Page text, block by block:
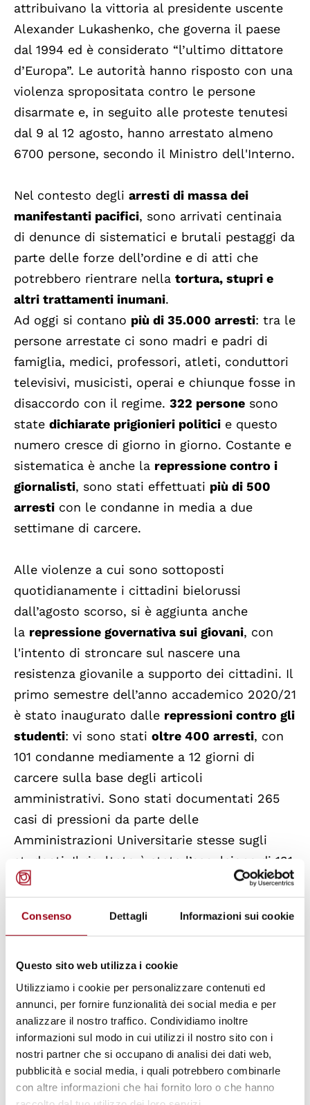
Consenso Dettagli Informazioni sui cookie
Questo sito web utilizza i cookie
Utilizziamo i cookie per personalizzare contenuti ed
annunci, per fornire funzionalità dei social media e per
analizzare il nostro traffico. Condividiamo inoltre
informazioni sul modo in cui utilizzi il nostro sito con i
nostri partner che si occupano di analisi dei dati web,
pubblicità e social media, i quali potrebbero combinarle
con altre informazioni che hai fornito loro o che hanno
attribuivano la vittoria al presidente uscente
Alexander Lukashenko, che governa il paese
dal 1994 ed è considerato “l’ultimo dittatore
d’Europa”. Le autorità hanno risposto con una
violenza spropositata contro le persone
disarmate e, in seguito alle proteste tenutesi
dal 9 al 12 agosto, hanno arrestato almeno
6700 persone, secondo il Ministro dell'Interno.
Nel contesto degli arresti di massa dei
manifestanti pacifici, sono arrivati centinaia
di denunce di sistematici e brutali pestaggi da
parte delle forze dell’ordine e di atti che
potrebbero rientrare nella tortura, stupri e
altri trattamenti inumani.
Ad oggi si contano più di 35.000 arresti: tra le
persone arrestate ci sono madri e padri di
famiglia, medici, professori, atleti, conduttori
televisivi, musicisti, operai e chiunque fosse in
disaccordo con il regime. 322 persone sono
state dichiarate prigionieri politici e questo
numero cresce di giorno in giorno. Costante e
sistematica è anche la repressione contro i
giornalisti, sono stati effettuati più di 500
arresti con le condanne in media a due
settimane di carcere.
Alle violenze a cui sono sottoposti
quotidianamente i cittadini bielorussi
dall’agosto scorso, si è aggiunta anche
la repressione governativa sui giovani, con
l'intento di stroncare sul nascere una
resistenza giovanile a supporto dei cittadini. Il
primo semestre dell’anno accademico 2020/21
è stato inaugurato dalle repressioni contro gli
studenti: vi sono stati oltre 400 arresti, con
101 condanne mediamente a 12 giorni di
carcere sulla base degli articoli
amministrativi. Sono stati documentati 265
casi di pressioni da parte delle
Amministrazioni Universitarie stesse sugli
studenti. Il risultato è stata l’espulsione di 131
studenti tacciati di avere assunto una
posizione di non passività e silenzio di fronte
alle violenze delle autorità sui propri cittadini
aperti fascicoli di casi penali.
L'evento si terrà in italiano,con la traduzione
simultanea in inglese.
Interveranno: